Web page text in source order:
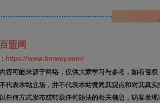
盟网
https://www.bmwcy.com/
容可能来源于网络，仅供大家学习与参考，如有侵权
代表本站立场，并不代表本站赞同其观点和对其真实
任何方式发布或转载任何违法的相关信息，访客发